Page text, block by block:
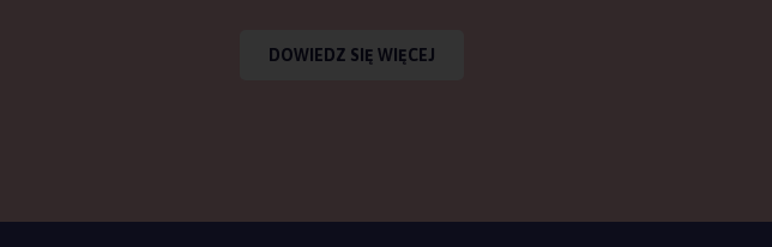
DOWIEDZ SIĘ WIĘCEJ